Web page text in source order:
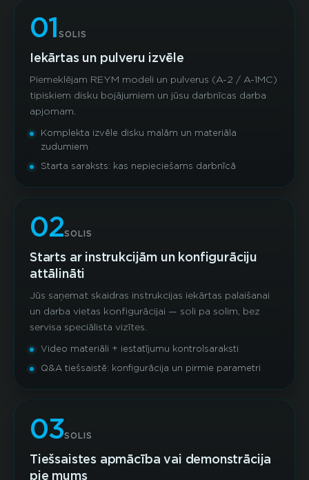
01SOLIS
Iekārtas un pulveru izvēle
Piemeklējam REYM modeli un pulverus (A-2 / A-1MC)
tipiskiem disku bojājumiem un jūsu darbnīcas darba
apjomam.
Komplekta izvēle disku malām un materiāla
zudumiem
Starta saraksts: kas nepieciešams darbnīcā
02SOLIS
Starts ar instrukcijām un konfigurāciju
attālināti
Jūs saņemat skaidras instrukcijas iekārtas palaišanai
un darba vietas konfigurācijai — soli pa solim, bez
servisa speciālista vizītes.
Video materiāli + iestatījumu kontrolsaraksti
Q&A tiešsaistē: konfigurācija un pirmie parametri
03SOLIS
Tiešsaistes apmācība vai demonstrācija
pie mums